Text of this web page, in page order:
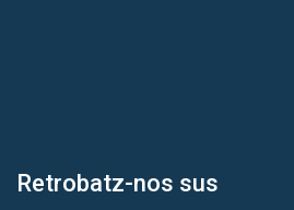
Retrobatz-nos sus